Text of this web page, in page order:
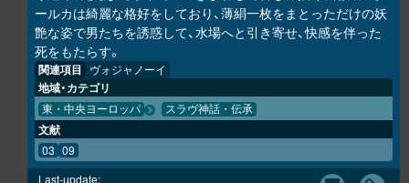
ールカは綺麗な格好をしており、薄絹一枚をまとっただけの妖
艶な姿で男たちを誘惑して、水場へと引き寄せ、快感を伴った
死をもたらす。
関連項目 ヴォジャノーイ
地域・カテゴリ
東・中央ヨーロッパ スラヴ神話・伝承
文献
03 09
Last-update: